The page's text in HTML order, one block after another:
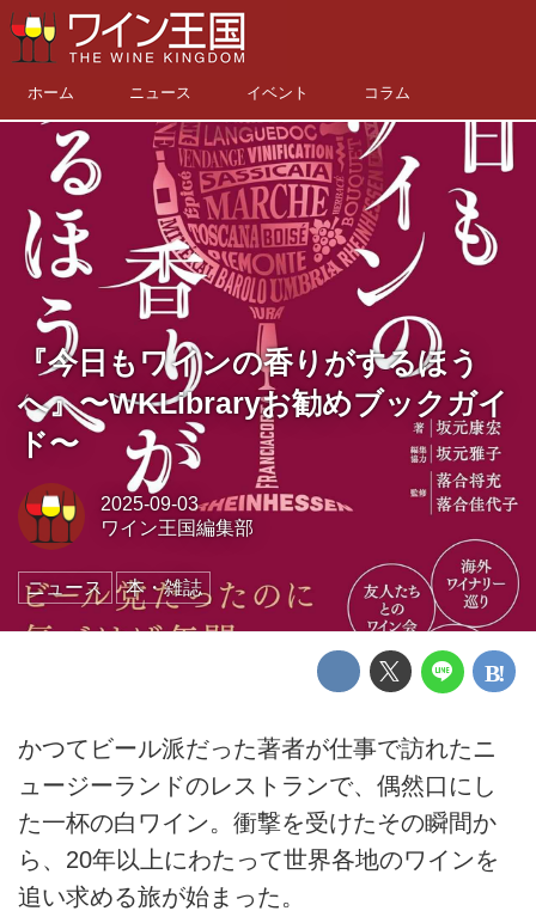
ホーム ニュース イベント コラム
『今日もワインの香りがするほう
へ』〜WKLibraryお勧めブックガイ
ド〜
2025-09-03
ワイン王国編集部
ニュース 本・雑誌
かつてビール派だった著者が仕事で訪れたニ
ュージーランドのレストランで、偶然口にし
た一杯の白ワイン。衝撃を受けたその瞬間か
ら、20年以上にわたって世界各地のワインを
追い求める旅が始まった。